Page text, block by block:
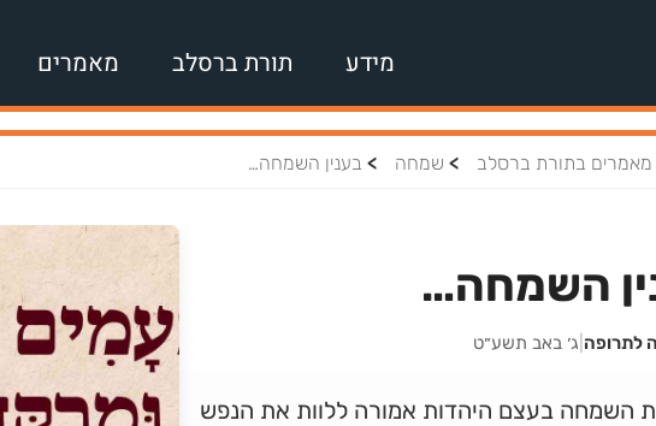
מידע תורת ברסלב מאמרים
מאמרים בתורת ברסלב > שמחה > בענין השמחה…
השמחה…
לתרופה ג׳ באב תשע״ט
השמחה בעצם היהדות אמורה ללוות את הנפש